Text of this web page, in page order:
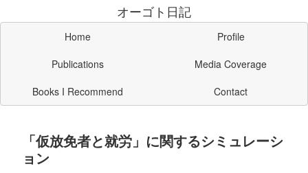
オーゴト日記
Home
Profile
Publications
Media Coverage
Books I Recommend
Contact
「仮放免者と就労」に関するシミュレーシ
ョン